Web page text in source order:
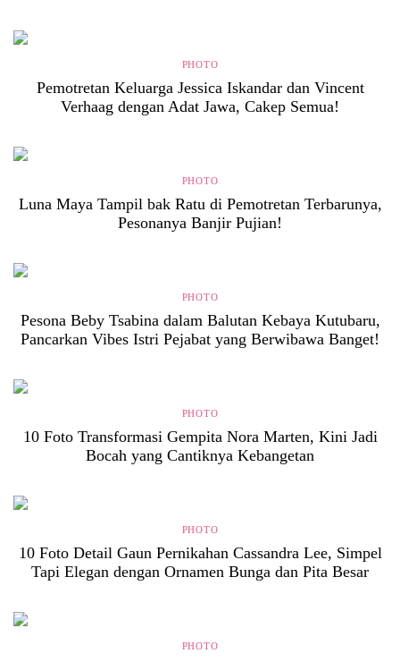
PHOTO
Pemotretan Keluarga Jessica Iskandar dan Vincent
Verhaag dengan Adat Jawa, Cakep Semua!
PHOTO
Luna Maya Tampil bak Ratu di Pemotretan Terbarunya,
Pesonanya Banjir Pujian!
PHOTO
Pesona Beby Tsabina dalam Balutan Kebaya Kutubaru,
Pancarkan Vibes Istri Pejabat yang Berwibawa Banget!
PHOTO
10 Foto Transformasi Gempita Nora Marten, Kini Jadi
Bocah yang Cantiknya Kebangetan
PHOTO
10 Foto Detail Gaun Pernikahan Cassandra Lee, Simpel
Tapi Elegan dengan Ornamen Bunga dan Pita Besar
PHOTO